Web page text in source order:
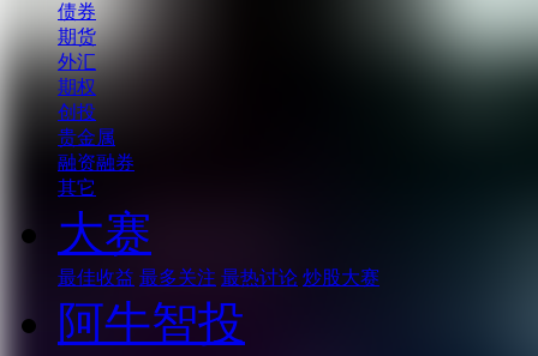
债券
期货
外汇
期权
创投
贵金属
融资融券
其它
大赛
最佳收益 最多关注 最热讨论 炒股大赛
阿牛智投